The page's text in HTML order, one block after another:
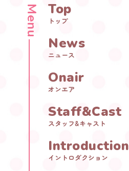
Menu Top
トップ
News
ニュース
Onair
オンエア
Staff&Cast
スタッフ&キャスト
Introduction
イントロダクション